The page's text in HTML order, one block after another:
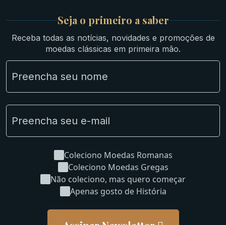
Ibéricas
Lotes Grandes
Material Numismático
NGC e NNC Encapsuladas
Novidades
Seja o primeiro a saber
Receba todas as notícias, novidades e promoções de
moedas clássicas em primeira mão.
Coleciono Moedas Romanas
Coleciono Moedas Gregas
Não coleciono, mas quero começar
Apenas gosto de História